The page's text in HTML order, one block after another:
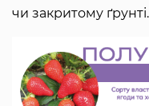
чи закритому ґрунті.